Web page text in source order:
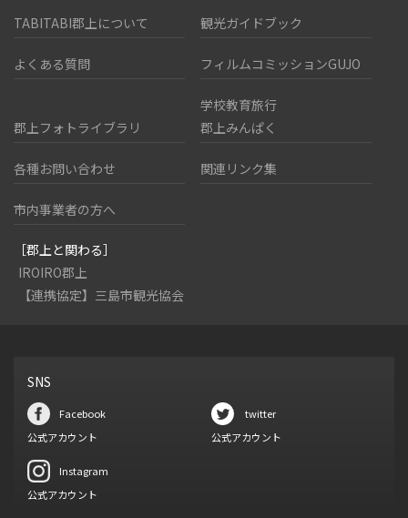
TABITABI郡上について 観光ガイドブック
よくある質問 フィルムコミッションGUJO
郡上フォトライブラリ
学校教育旅行
郡上みんぱく
各種お問い合わせ 関連リンク集
市内事業者の方へ
［郡上と関わる］
IROIRO郡上
【連携協定】三島市観光協会
SNS
Facebook
公式アカウント
twitter
公式アカウント
Instagram
公式アカウント